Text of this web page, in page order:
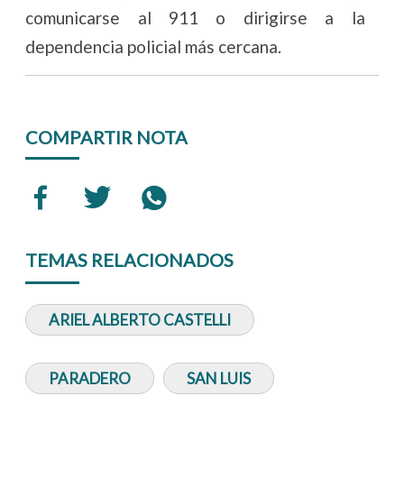
comunicarse al 911 o dirigirse a la
dependencia policial más cercana.
COMPARTIR NOTA
TEMAS RELACIONADOS
ARIEL ALBERTO CASTELLI
PARADERO SAN LUIS